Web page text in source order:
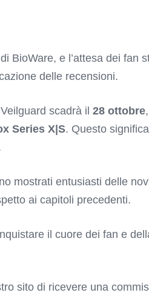
BioWare, e l’attesa dei fan
delle recensioni.
scadrà il 28 ottobre,
Series X|S. Questo
mostrati entusiasti delle
ai capitoli precedenti.
il cuore dei fan e
sito di ricevere una